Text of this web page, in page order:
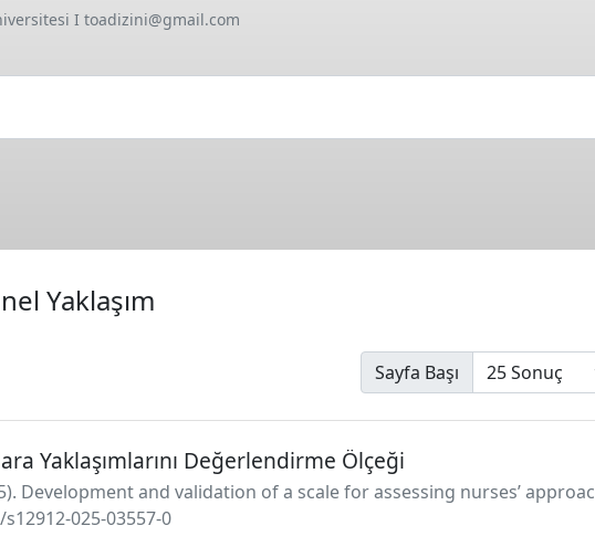
I toadizini@gmail.com
Yaklaşım
Sayfa Başı
Yaklaşımlarını Değerlendirme Ölçeği
Development and validation of a scale for assessing nurses’
025-03557-0